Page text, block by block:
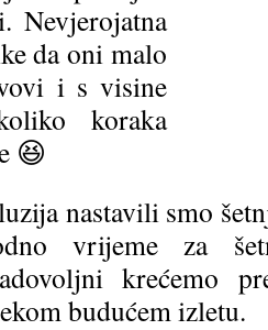
Nevjerojatna
da oni malo
i s visine
koraka
😆
nastavili smo
vrijeme za
krećemo
budućem izletu.